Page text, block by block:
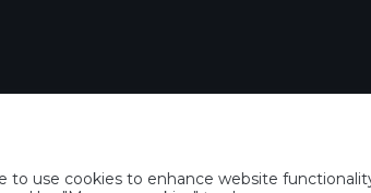
use cookies to enhance website